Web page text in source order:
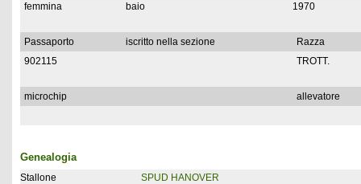
femmina
baio 1970
Passaporto iscritto nella sezione
Razza
902115
TROTT.
microchip allevatore
Genealogia
Stallone
SPUD HANOVER